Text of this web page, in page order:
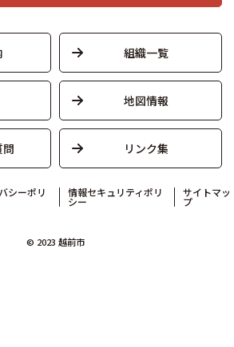
組織一覧
地図情報
リンク集
シーポリ 情報セキュリティポリ
シー
サイトマッ
プ
© 2023 越前市